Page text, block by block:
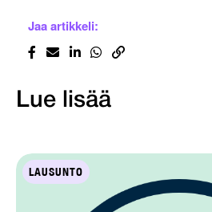
Jaa artikkeli:
Lue lisää
LAUSUNTO